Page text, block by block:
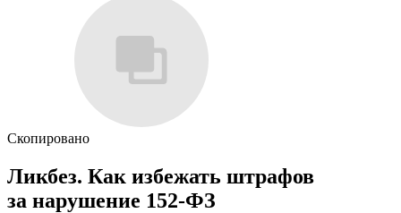
Скопировано
Ликбез. Как избежать штрафов
за нарушение 152-ФЗ